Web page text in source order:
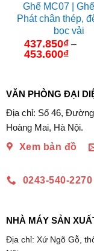
Ghế MC07 |
Phát chân thép,
bọc vải
437.850₫ –
453.600₫
đến
VĂN PHÒNG ĐẠI
Địa chỉ: Số 46,
Hoàng Mai, Hà Nội.
Xem bản đồ
0243-540-2270
NHÀ MÁY SẢN
Địa chỉ: Xứ Ngõ Gỗ,